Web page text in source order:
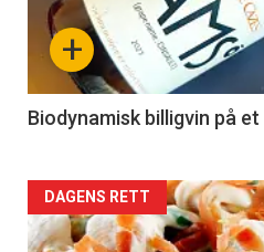
nå
4
+
Biodynamisk billigvin på
Forsiden
DAGENS RETT